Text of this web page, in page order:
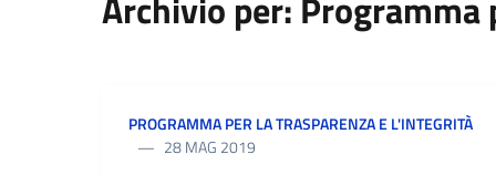
PROGRAMMA PER LA TRASPARENZA E L'INTEGRITÀ
28 MAG 2019